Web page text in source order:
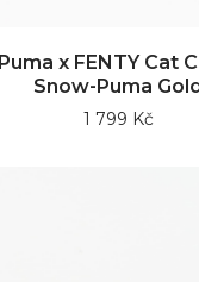
x FENTY Cat
Snow-Puma
1 799 Kč